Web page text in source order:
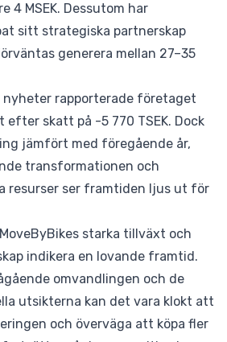
4 MSEK. Dessutom har
sitt strategiska partnerskap
generera mellan 27–35
nyheter rapporterade företaget
skatt på -5 770 TSEK. Dock
jämfört med föregående år,
transformationen och
resurser ser framtiden ljus ut för
starka tillväxt och
indikera en lovande framtid.
omvandlingen och de
utsikterna kan det vara klokt att
och överväga att köpa fler